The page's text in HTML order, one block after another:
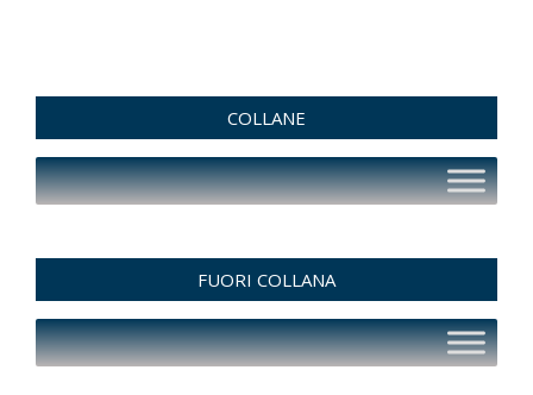
COLLANE
FUORI COLLANA